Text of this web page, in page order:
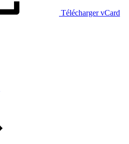
Télécharger vCard